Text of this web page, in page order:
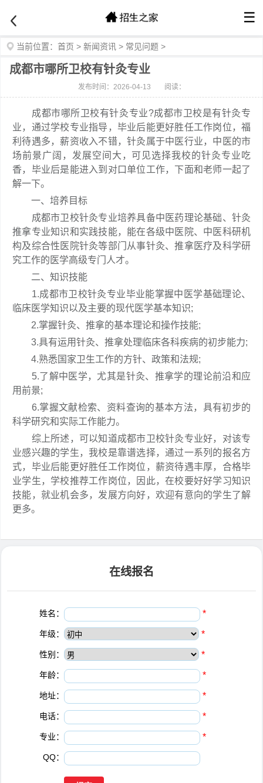
☰
当前位置： 首页 > 新闻资讯 > 常见问题 >
成都市哪所卫校有针灸专业
发布时间：2026-04-13 阅读：
成都市哪所卫校有针灸专业?成都市卫校是有针灸专
业，通过学校专业指导，毕业后能更好胜任工作岗位，福
利待遇多，薪资收入不错，针灸属于中医行业，中医的市
场前景广阔，发展空间大，可见选择我校的针灸专业吃
香，毕业后是能进入到对口单位工作，下面和老师一起了
解一下。
一、培养目标
成都市卫校针灸专业培养具备中医药理论基础、针灸
推拿专业知识和实践技能，能在各级中医院、中医科研机
构及综合性医院针灸等部门从事针灸、推拿医疗及科学研
究工作的医学高级专门人才。
二、知识技能
1.成都市卫校针灸专业毕业能掌握中医学基础理论、
临床医学知识以及主要的现代医学基本知识;
2.掌握针灸、推拿的基本理论和操作技能;
3.具有运用针灸、推拿处理临床各科疾病的初步能力;
4.熟悉国家卫生工作的方针、政策和法规;
5.了解中医学，尤其是针灸、推拿学的理论前沿和应
用前景;
6.掌握文献检索、资料查询的基本方法，具有初步的
科学研究和实际工作能力。
综上所述，可以知道成都市卫校针灸专业好，对该专
业感兴趣的学生，我校是靠谱选择，通过一系列的报名方
式，毕业后能更好胜任工作岗位，薪资待遇丰厚，合格毕
业学生，学校推荐工作岗位，因此，在校要好好学习知识
技能，就业机会多，发展方向好，欢迎有意向的学生了解
更多。
在线报名
姓名： *
年级： *
性别： *
年龄： *
地址： *
电话： *
专业： *
QQ：